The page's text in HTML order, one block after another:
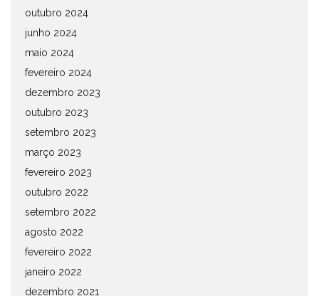
outubro 2024
junho 2024
maio 2024
fevereiro 2024
dezembro 2023
outubro 2023
setembro 2023
março 2023
fevereiro 2023
outubro 2022
setembro 2022
agosto 2022
fevereiro 2022
janeiro 2022
dezembro 2021